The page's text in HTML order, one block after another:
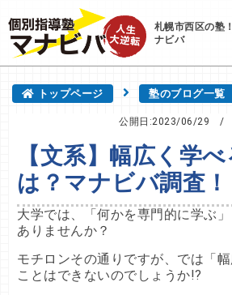
札幌市西区の塾
ナビバ
トップページ 塾のブログ一覧
公開日:2023/06/29 /
【文系】幅広く学
は？マナビバ調査！
大学では、「何かを専門的に学ぶ
ありませんか？
モチロンその通りですが、では「
ことはできないのでしょうか!?